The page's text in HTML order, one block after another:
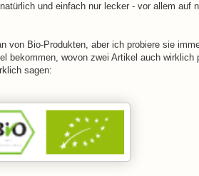
und einfach nur lecker - vor allem auf
von Bio-Produkten, aber ich probiere sie
bekommen, wovon zwei Artikel auch wirklich
sagen: